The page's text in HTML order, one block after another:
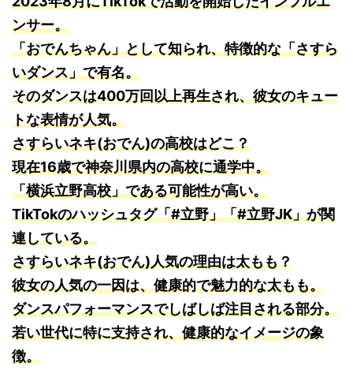
ンサー。
「おでんちゃん」として知られ、特徴的な「さすら
いダンス」で有名。
そのダンスは400万回以上再生され、彼女のキュー
トな表情が人気。
さすらいネキ(おでん)の高校はどこ？
現在16歳で神奈川県内の高校に通学中。
「横浜立野高校」である可能性が高い。
TikTokのハッシュタグ「#立野」「#立野JK」が関
連している。
さすらいネキ(おでん)人気の理由は太もも？
彼女の人気の一因は、健康的で魅力的な太もも。
ダンスパフォーマンスでしばしば注目される部分。
若い世代に特に支持され、健康的なイメージの象
徴。